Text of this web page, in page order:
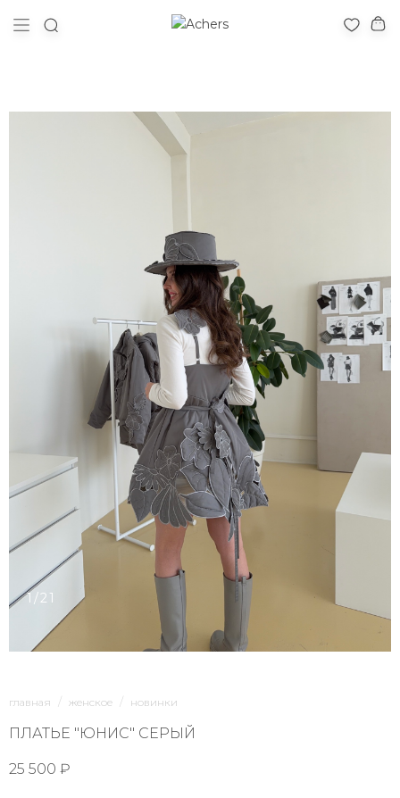
1/21
главная женское новинки
ПЛАТЬЕ "ЮНИС" СЕРЫЙ
25 500 ₽